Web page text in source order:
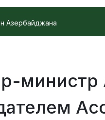
Азербайджана
министр